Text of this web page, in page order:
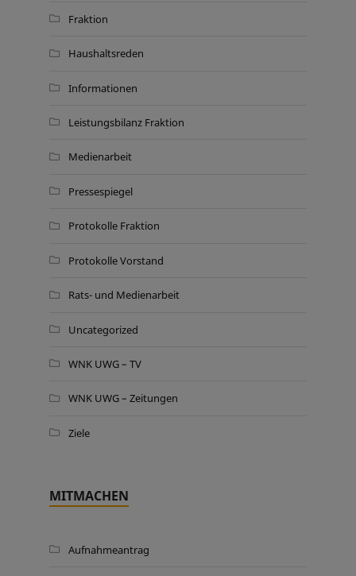
Fraktion
Haushaltsreden
Informationen
Leistungsbilanz Fraktion
Medienarbeit
Pressespiegel
Protokolle Fraktion
Protokolle Vorstand
Rats- und Medienarbeit
Uncategorized
WNK UWG – TV
WNK UWG – Zeitungen
Ziele
MITMACHEN
Aufnahmeantrag